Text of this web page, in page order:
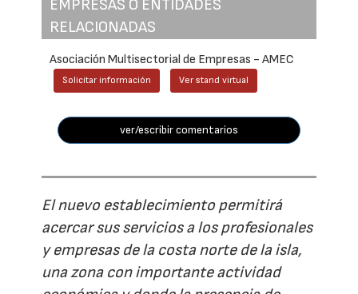
EMPRESAS O ENTIDADES
RELACIONADAS
Asociación Multisectorial de Empresas - AMEC
Solicitar información Ver stand virtual
ver/escribir comentarios
El nuevo establecimiento permitirá
acercar sus servicios a los profesionales
y empresas de la costa norte de la isla,
una zona con importante actividad